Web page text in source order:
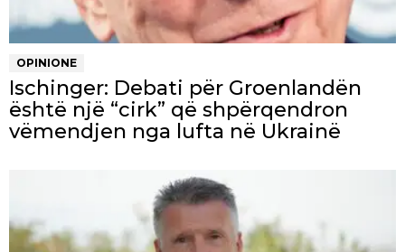
OPINIONE
Ischinger: Debati për Groenlandën
është një “cirk” që shpërqendron
vëmendjen nga lufta në Ukrainë